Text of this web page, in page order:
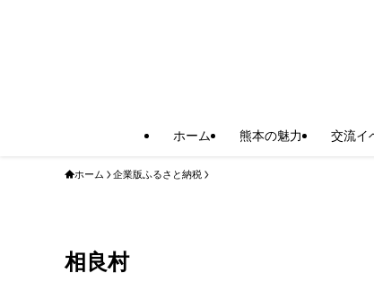
ホーム 熊本の魅力 交流イ
ホーム 企業版ふるさと納税
相良村